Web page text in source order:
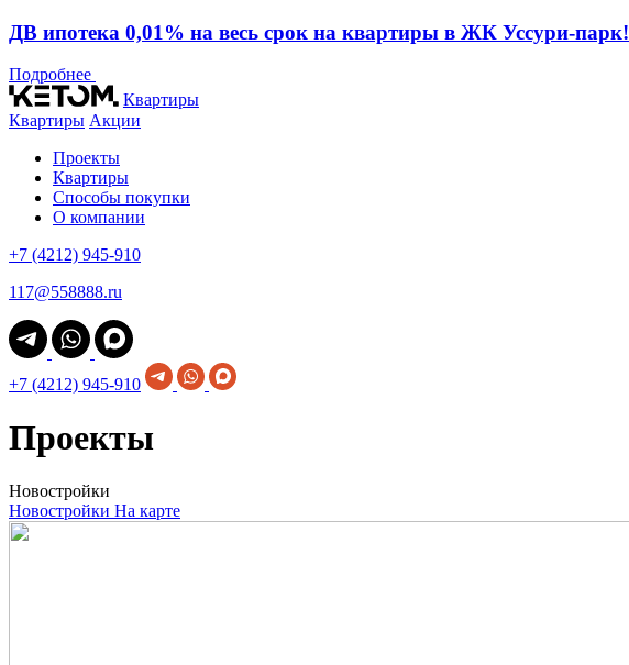
ДВ ипотека 0,01% на весь срок на квартиры в ЖК Уссури-парк!
Подробнее
Квартиры
Квартиры Акции
Проекты
Квартиры
Способы покупки
О компании
+7 (4212) 945-910
117@558888.ru
+7 (4212) 945-910
Проекты
Новостройки
Новостройки На карте